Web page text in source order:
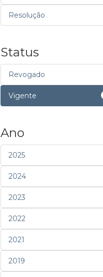
Resolução
Status
Revogado
Vigente
Ano
2025
2024
2023
2022
2021
2019